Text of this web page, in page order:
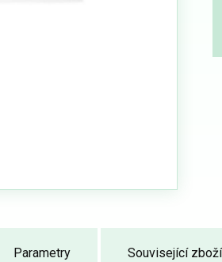
Parametry Související zboží